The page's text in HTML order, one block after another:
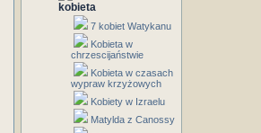
kobieta
7 kobiet Watykanu
Kobieta w
chrzescijaństwie
Kobieta w czasach
wypraw krzyżowych
Kobiety w Izraelu
Matylda z Canossy